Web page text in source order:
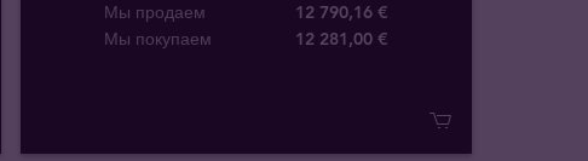
Мы продаем
12 790,16 €
Мы покупаем
12 281,00 €